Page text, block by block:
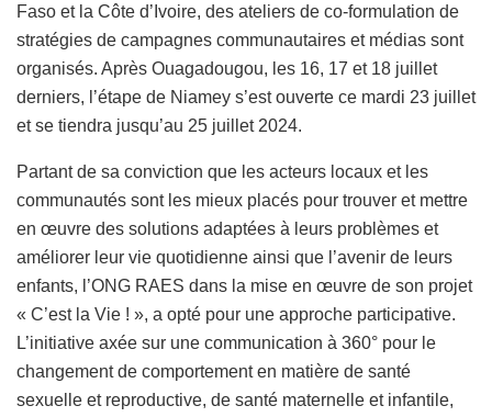
Faso et la Côte d’Ivoire, des ateliers de co-formulation de
stratégies de campagnes communautaires et médias sont
organisés. Après Ouagadougou, les 16, 17 et 18 juillet
derniers, l’étape de Niamey s’est ouverte ce mardi 23 juillet
et se tiendra jusqu’au 25 juillet 2024.
Partant de sa conviction que les acteurs locaux et les
communautés sont les mieux placés pour trouver et mettre
en œuvre des solutions adaptées à leurs problèmes et
améliorer leur vie quotidienne ainsi que l’avenir de leurs
enfants, l’ONG RAES dans la mise en œuvre de son projet
« C’est la Vie ! », a opté pour une approche participative.
L’initiative axée sur une communication à 360° pour le
changement de comportement en matière de santé
sexuelle et reproductive, de santé maternelle et infantile,